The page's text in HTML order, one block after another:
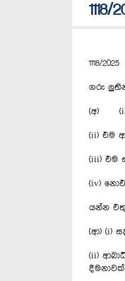
1118/2025
ගරු
(අ) (i)
(ii) එම
(iii) එම
(iv)
යන්න
(ආ) (i)
(ii)